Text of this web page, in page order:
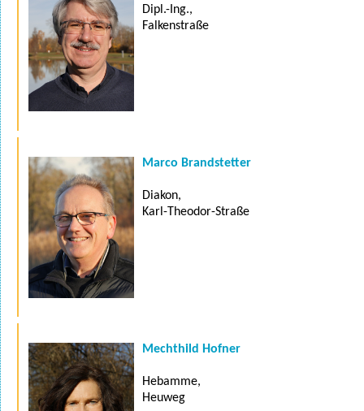
Dipl.-Ing.,
Falkenstraße
Marco Brandstetter
Diakon,
Karl-Theodor-Straße
Mechthild Hofner
Hebamme,
Heuweg